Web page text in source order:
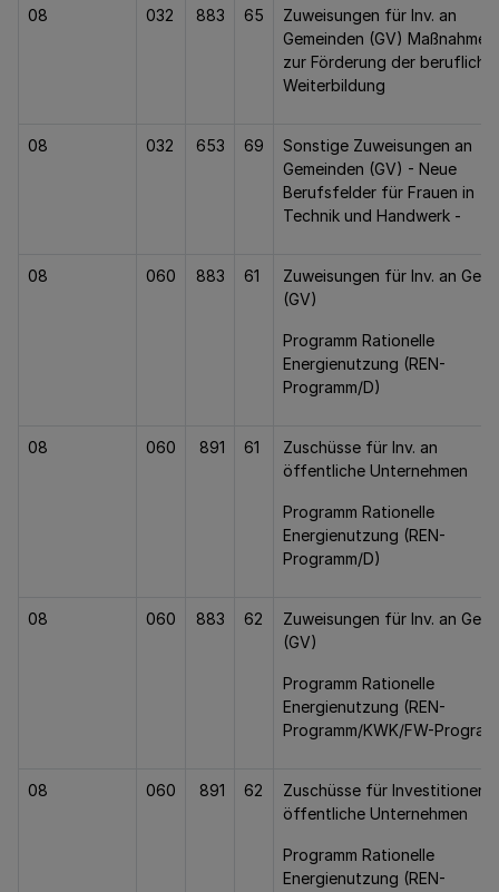
08 032 883 65
Zuweisungen für Inv. an
Gemeinden (GV) Maßnahmen
zur Förderung der
Weiterbildung
08 032 653 69
Sonstige Zuweisungen an
Gemeinden (GV) - Neue
Berufsfelder für Frauen in
Technik und Handwerk -
08 060 883 61
Zuweisungen für Inv. an Gem.
(GV)
Programm Rationelle
Energienutzung (REN-
Programm/D)
08 060 891 61
Zuschüsse für Inv. an
öffentliche Unternehmen
Programm Rationelle
Energienutzung (REN-
Programm/D)
08 060 883 62
Zuweisungen für Inv. an Gem.
(GV)
Programm Rationelle
Energienutzung (REN-
Programm/KWK/FW-
08 060 891 62
Zuschüsse für Investitionen
öffentliche Unternehmen
Programm Rationelle
Energienutzung (REN-